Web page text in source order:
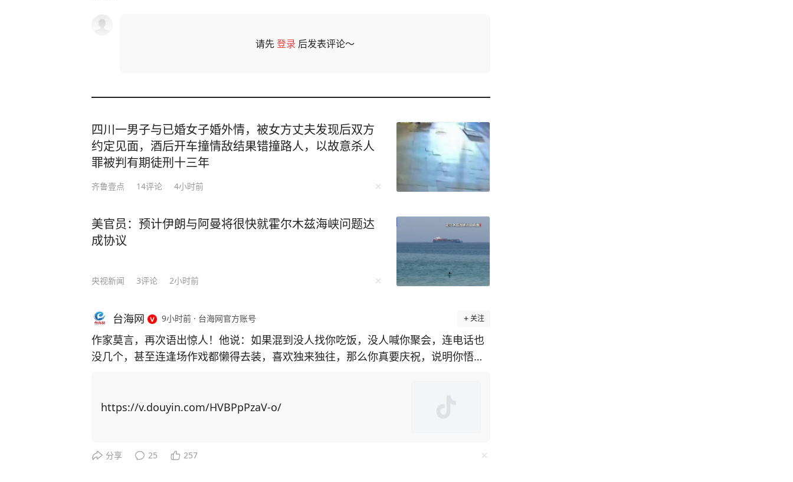
请先登录 后发表评论～
四川一男子与已婚女子婚外情，被女方丈夫发现后双方
约定见面，酒后开车撞情敌结果错撞路人，以故意杀人
罪被判有期徒刑十三年
齐鲁壹点 14评论 4小时前
美官员：预计伊朗与阿曼将很快就霍尔木兹海峡问题达
成协议
央视新闻 3评论 2小时前
台海网 9小时前 · 台海网官方账号 关注
作家莫言，再次语出惊人！他说：如果混到没人找你吃饭，没人喊你聚会，连电话也
没几个，甚至连逢场作戏都懒得去装，喜欢独来独往，那么你真要庆祝，说明你悟透
友全都找上门。有的人进门后，一张口就是求他办事，所求之事还特别令人为难，不
中的不快，迎客进门。但管的闲事多了，操的闲心多了，“委屈自己”的次数也就多
https://v.douyin.com/HVBPpPzaV-o/
分享 25 257